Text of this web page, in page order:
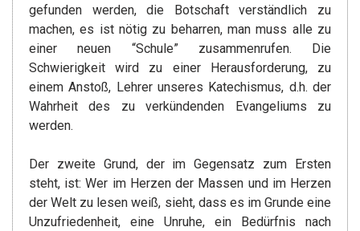
gefunden werden, die Botschaft verständlich zu
machen, es ist nötig zu beharren, man muss alle zu
einer neuen “Schule” zusammenrufen. Die
Schwierigkeit wird zu einer Herausforderung, zu
einem Anstoß, Lehrer unseres Katechismus, d.h. der
Wahrheit des zu verkündenden Evangeliums zu
werden.
Der zweite Grund, der im Gegensatz zum Ersten
steht, ist: Wer im Herzen der Massen und im Herzen
der Welt zu lesen weiß, sieht, dass es im Grunde eine
Unzufriedenheit, eine Unruhe, ein Bedürfnis nach